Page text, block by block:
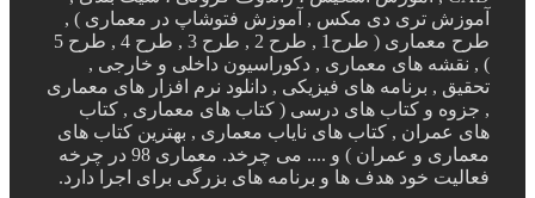
آموزش تری دی مکس , آموزش فتوشاپ در معماری ) ,
طرح معماری ( طرح1 , طرح 2 , طرح 3 , طرح 4 , طرح 5
) , نقشه های معماری , دکوراسیون داخلی و خارجی ,
تحقیق , برنامه های فیزیکی , دانلود نرم افزار های معماری
, جزوه و کتاب های درسی ( کتاب های معماری , کتاب
های عمران , کتاب های نایاب معماری , بهترین کتاب های
معماری و عمران ) و .... می چرخد. معماری 98 در چرخه
فعالیت خود هدف ها و برنامه های بزرگی برای اجرا دارد.